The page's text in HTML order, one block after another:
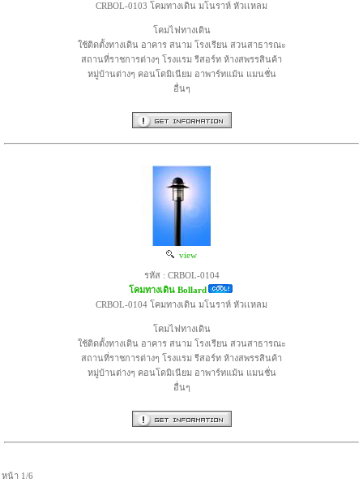
CRBOL-0103 โคมทางเดิน มโนราห์ หัวเเหลม
โคมไฟทางเดิน
ใช้ติดตั้งทางเดิน อาคาร สนาม โรงเรียน สวนสาธารณะ
สถานที่ราชการต่างๆ โรงแรม รีสอร์ท ห้างสพรรสินค้า
หมู่บ้านต่างๆ คอนโดมิเนียม อาพาร์ทแม้น แมนชั่น
อื่นๆ
view
รหัส : CRBOL-0104
โคมทางเดิน Bollard
CRBOL-0104 โคมทางเดิน มโนราห์ หัวเเหลม
โคมไฟทางเดิน
ใช้ติดตั้งทางเดิน อาคาร สนาม โรงเรียน สวนสาธารณะ
สถานที่ราชการต่างๆ โรงแรม รีสอร์ท ห้างสพรรสินค้า
หมู่บ้านต่างๆ คอนโดมิเนียม อาพาร์ทแม้น แมนชั่น
อื่นๆ
หน้า 1/6